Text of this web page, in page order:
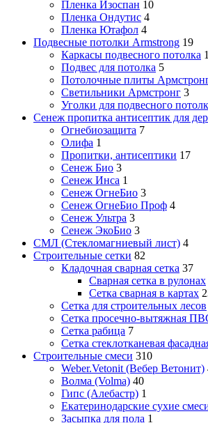
Пленка Изоспан 10
Пленка Ондутис 4
Пленка Ютафол 4
Подвесные потолки Armstrong 19
Каркасы подвесного потолка
Подвес для потолка 5
Потолочные плиты
Светильники Армстронг 3
Уголки для подвесного
Сенеж пропитка антисептик для
Огнебиозащита 7
Олифа 1
Пропитки, антисептики 17
Сенеж Био 3
Сенеж Инса 1
Сенеж ОгнеБио 3
Сенеж ОгнеБио Проф 4
Сенеж Ультра 3
Сенеж ЭкоБио 3
СМЛ (Стекломагниевый лист) 4
Строительные сетки 82
Кладочная сварная сетка 37
Сварная сетка в рулонах
Сетка сварная в картах
Сетка для строительных лесов
Сетка просечно-вытяжная
Сетка рабица 7
Сетка стеклотканевая
Строительные смеси 310
Weber.Vetonit (Вебер Ветонит)
Волма (Volma) 40
Гипс (Алебастр) 1
Екатеринодарские сухие
Засыпка для пола 1